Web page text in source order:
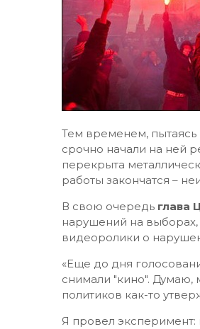
Тем временем,
срочно начали на ней
перекрыта
работы закончатся –
В свою очередь глава
нарушений на выборах,
видеоролики о
«Еще до дня
снимали "кино". Думаю,
политиков как-то
Я провел